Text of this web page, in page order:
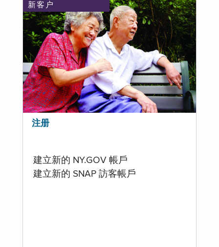
新客户
注册
建立新的 NY.GOV 帳戶
建立新的 SNAP 訪客帳戶